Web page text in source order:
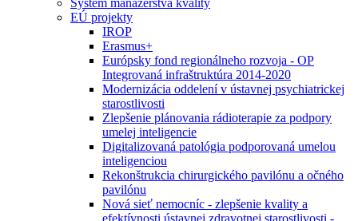
Systém manažérstva kvality
EÚ projekty
IROP
Erasmus+
Európsky fond regionálneho rozvoja - OP
Integrovaná infraštruktúra 2014-2020
Modernizácia oddelení v ústavnej psychiatrickej
starostlivosti
Zlepšenie plánovania rádioterapie za podpory
umelej inteligencie
Digitalizovaná patológia podporovaná umelou
inteligenciou
Rekonštrukcia chirurgického pavilónu a očného
pavilónu
Nová sieť nemocníc - zlepšenie kvality a
efektívnosti ústavnej zdravotnej starostlivosti -